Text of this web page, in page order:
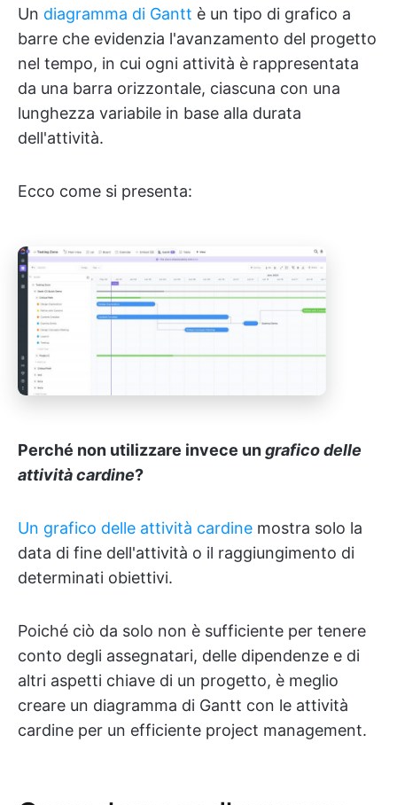
Un diagramma di Gantt è un tipo di grafico a
barre che evidenzia l'avanzamento del progetto
nel tempo, in cui ogni attività è rappresentata
da una barra orizzontale, ciascuna con una
lunghezza variabile in base alla durata
dell'attività.
Ecco come si presenta:
Perché non utilizzare invece ungrafico delle
attività cardine?
Un grafico delle attività cardine mostra solo la
data di fine dell'attività o il raggiungimento di
determinati obiettivi.
Poiché ciò da solo non è sufficiente per tenere
conto degli assegnatari, delle dipendenze e di
altri aspetti chiave di un progetto, è meglio
creare un diagramma di Gantt con le attività
cardine per un efficiente project management.